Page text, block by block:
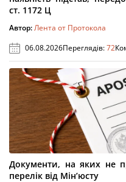
ст. 1172 Ц
Автор:Лента от Протокола
06.08.2026Переглядів:72
Документи, на яких не
перелік від Мін’юсту